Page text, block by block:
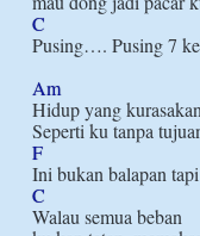
C
Pusing…. Pusing 7
Am
Hidup yang kurasakan
F
C
Walau semua beban